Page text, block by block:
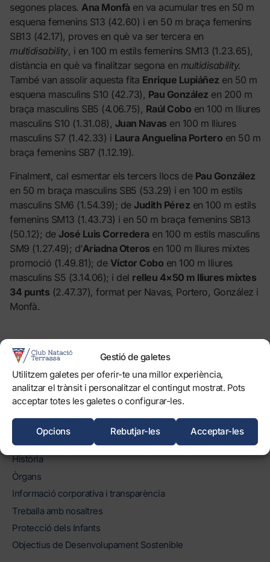
Gestió de galetes
Utilitzem galetes per oferir-te una millor experiència,
analitzar el trànsit i personalitzar el contingut mostrat. Pots
acceptar totes les galetes o configurar-les.
Acceptar-les
Rebutjar-les
Opcions
segones places. Ana Monfà en va acumular tres en 50 m
esquena femenins S13 (42.60) i en 50 m braça femenins
SB13 (42.17), proves en què va ser tercera en
multidisability, i en 100 m estils femenins SM13 (1.23.65),
distància en què va finalitzar segona en multidisability.
També van assolir aquesta fita Enrique Lupiáñez en 50 m
esquena masculins S10 (42.73), Pau González en 200 m
braça masculins SB5 (4.06.75), Raúl Cobo en 100 m lliures
masculins S10 (1.31.08), Juan Navas en 100 m lliures
masculins S7 (1.42.33) i Laura Anguelina Portero en 50 m
braça femenins SB7 (1.12.19).
Finalment, cal esmentar els tercers llocs de Pau González
en 50 m braça masculins SB5 (53.29) i en 100 m estils
masculins SM6 (1.54.39); de Judith Pérez en 100 m estils
femenins SM13 (1.43.73) i en 50 m braça femenins SB13
(50.12); de José Luis Corredera en 100 m estils masculins
SM9 (1.27.49); d’Ariadna Oteros en 100 m lliures mixtes
promoció (1.49.81); de Víctor Cobo en 100 m lliures
masculins S5 (3.14.06); i del relleu 4×50 m lliures mixtes
34 punts (2.47.37), format per Navas, Portero, González i
Monfà.
FORÇA, TERRASSA!
EL CLUB
Història
Òrgans
Informació corporativa i transparència
Treballa amb nosaltres
Protecció dels Infants
Objectius de Desenvolupament Sostenible